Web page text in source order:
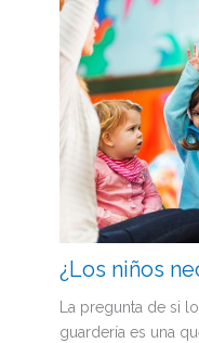
¿Los niños
La pregunta de si
guardería es una